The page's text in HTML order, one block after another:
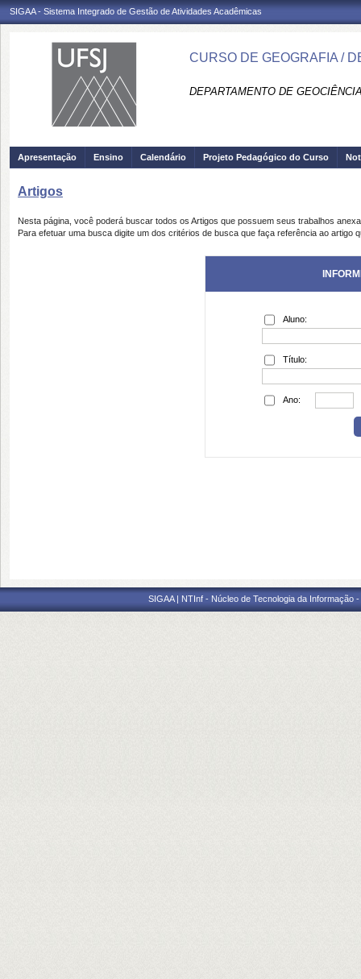
SIGAA - Sistema Integrado de Gestão de Atividades Acadêmicas
CURSO DE GEOGRAFIA /
DEPARTAMENTO DE
Apresentação Ensino Calendário Projeto Pedagógico do Curso
Artigos
Nesta página, você poderá buscar todos os Artigos que possuem seus trabalhos
Para efetuar uma busca digite um dos critérios de busca que faça referência ao artigo
Aluno:
Título:
Ano:
SIGAA | NTInf - Núcleo de Tecnologia da